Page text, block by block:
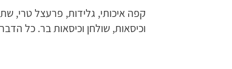
קפה איכותי, גלידות, פרעצל טרי,
וכיסאות, שולחן וכיסאות בר. כל